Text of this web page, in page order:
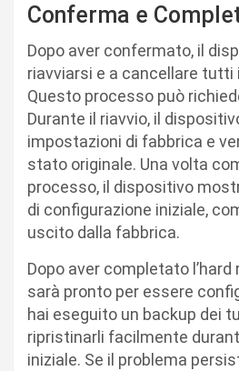
Conferma e
Dopo aver confermato, il
riavviarsi e a cancellare tutti
Questo processo può
Durante il riavvio, il
impostazioni di fabbrica e
stato originale. Una volta
processo, il dispositivo
di configurazione iniziale,
uscito dalla fabbrica.
Dopo aver completato
sarà pronto per essere
hai eseguito un backup dei
ripristinarli facilmente
iniziale. Se il problema